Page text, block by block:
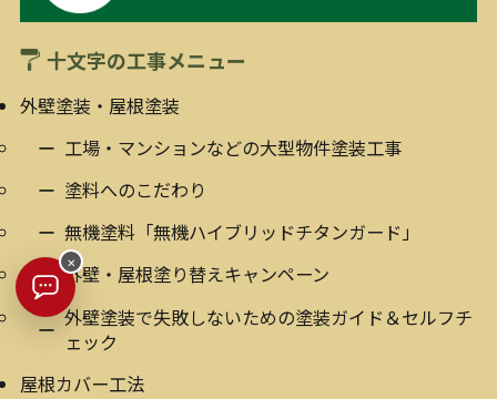
十文字の工事メニュー
外壁塗装・屋根塗装
工場・マンションなどの大型物件塗装工事
塗料へのこだわり
無機塗料「無機ハイブリッドチタンガード」
外壁・屋根塗り替えキャンペーン
外壁塗装で失敗しないための塗装ガイド＆セルフチ
ェック
屋根カバー工法
×